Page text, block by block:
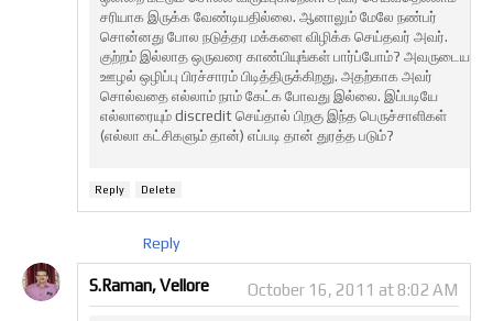
சரியாக இருக்க வேண்டியதில்லை. ஆனாலும் மேலே நண்பர்
சொன்னது போல நடுத்தர மக்களை விழிக்க செய்தவர் அவர்.
குற்றம் இல்லாத ஒருவரை காண்பியுங்கள் பார்ப்போம்? அவருடைய
ஊழல் ஒழிப்பு பிரச்சாரம் பிடித்திருக்கிறது. அதற்காக அவர்
சொல்வதை எல்லாம் நாம் கேட்க போவது இல்லை. இப்படியே
எல்லாரையும் discredit செய்தால் பிறகு இந்த பெருச்சாளிகள்
(எல்லா கட்சிகளும் தான்) எப்படி தான் துரத்த படும்?
Reply Delete
Reply
S.Raman, Vellore October 16, 2011 at 8:02 AM